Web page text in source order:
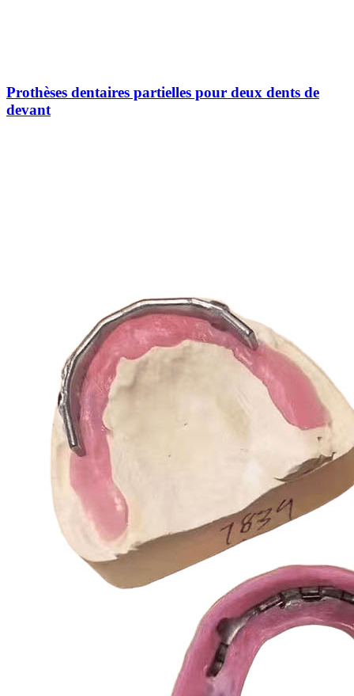
Prothèses dentaires partielles pour deux dents de
devant